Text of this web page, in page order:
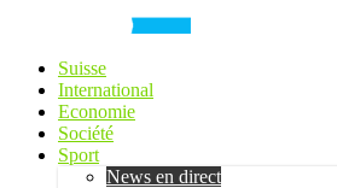
Suisse
International
Economie
Société
Sport
News en direct